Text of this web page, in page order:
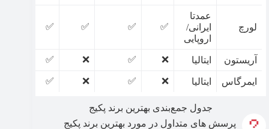
لورچ
عمدتا
ایرانی/
اروپایی
✅
✅
✅
✅
آریستون ایتالیا ❌
✅
❌
✅
ایمرگاس ایتالیا ❌
✅
❌
✅
جدول جمع‌بندی بهترین برند پکیج
پرسش های متداول در مورد بهترین برند پکیج